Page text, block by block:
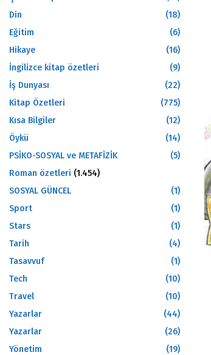
Din
(18)
Eğitim
(6)
Hikaye
(16)
İngilizce kitap özetleri
(9)
İş Dunyası
(22)
Kitap Özetleri
(775)
Kısa Bilgiler
(12)
Öykü
(14)
PSİKO-SOSYAL ve METAFİZİK
(5)
Roman özetleri (1.454)
SOSYAL GÜNCEL
(1)
Sport
(1)
Stars
(1)
Tarih
(4)
Tasavvuf
(1)
Tech
(10)
Travel
(10)
Yazarlar
(44)
Yazarlar
(26)
Yönetim
(19)